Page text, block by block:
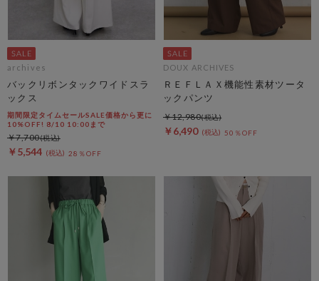
archives
バックリボンタックワイドスラ
ックス
期間限定タイムセールSALE価格から更に
10%OFF! 8/10 10:00まで
￥5,544 28％OFF
￥7,700
DOUX ARCHIVES
ＲＥＦＬＡＸ機能性素材ツータ
ックパンツ
￥6,490 50％OFF
￥12,980